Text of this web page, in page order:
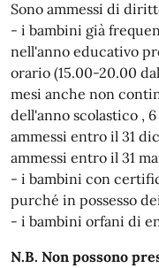
Sono ammessi di
- i bambini già
nell'anno educativo
orario (15.00-20.00
mesi anche non
dell'anno scolastico ,
ammessi entro il 31
ammessi entro il 31
- i bambini con
purché in possesso
- i bambini orfani di
N.B. Non possono